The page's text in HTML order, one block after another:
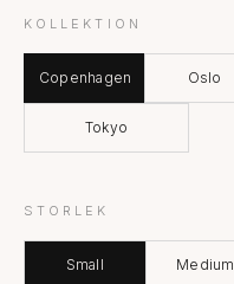
KOLLEKTION
Copenhagen Oslo
Tokyo
STORLEK
Small Medium